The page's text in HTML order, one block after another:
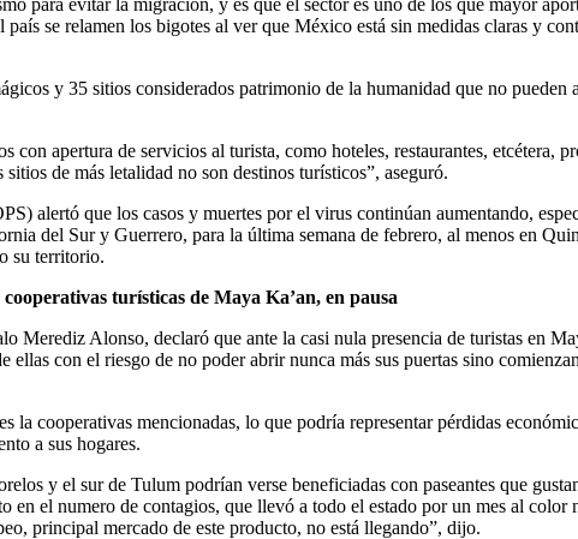
se relamen los bigotes al ver que México está sin medidas claras y
y 35 sitios considerados patrimonio de la humanidad que no pueden
con apertura de servicios al turista, como hoteles, restaurantes, etcétera,
de más letalidad no son destinos turísticos”, aseguró.
alertó que los casos y muertes por el virus continúan aumentando,
del Sur y Guerrero, para la última semana de febrero, al menos en
su territorio.
cooperativas turísticas de Maya Ka’an, en pausa
Alonso, declaró que ante la casi nula presencia de turistas en
con el riesgo de no poder abrir nunca más sus puertas sino
cooperativas mencionadas, lo que podría representar pérdidas
a sus hogares.
y el sur de Tulum podrían verse beneficiadas con paseantes que
el numero de contagios, que llevó a todo el estado por un mes al
principal mercado de este producto, no está llegando”, dijo.